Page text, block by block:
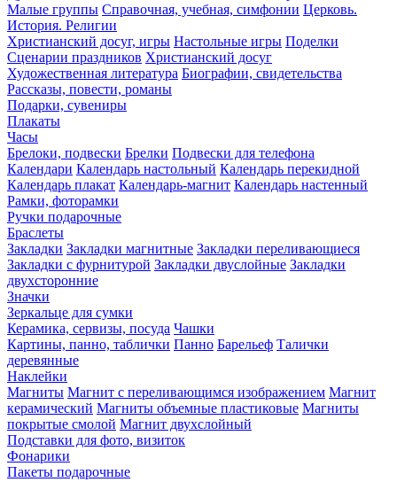
Малые группы Справочная, учебная, симфонии Церковь.
История. Религии
Христианский досуг, игры Настольные игры Поделки
Сценарии праздников Христианский досуг
Художественная литература Биографии, свидетельства
Рассказы, повести, романы
Подарки, сувениры
Плакаты
Часы
Брелоки, подвески Брелки Подвески для телефона
Календари Календарь настольный Календарь перекидной
Календарь плакат Календарь-магнит Календарь настенный
Рамки, фоторамки
Ручки подарочные
Браслеты
Закладки Закладки магнитные Закладки переливающиеся
Закладки с фурнитурой Закладки двуслойные Закладки
двухсторонние
Значки
Зеркальце для сумки
Керамика, сервизы, посуда Чашки
Картины, панно, таблички Панно Барельеф Талички
деревянные
Наклейки
Магниты Магнит с переливающимся изображением Магнит
керамический Магниты объемные пластиковые Магниты
покрытые смолой Магнит двухслойный
Подставки для фото, визиток
Фонарики
Пакеты подарочные